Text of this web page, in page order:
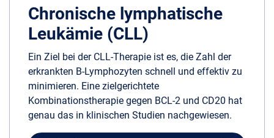
Chronische lymphatische
Leukämie (CLL)
Ein Ziel bei der CLL-Therapie ist es, die Zahl der
erkrankten B-Lymphozyten schnell und effektiv zu
minimieren. Eine zielgerichtete
Kombinationstherapie gegen BCL-2 und CD20 hat
genau das in klinischen Studien nachgewiesen.